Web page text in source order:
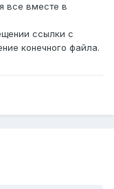
все вместе в
ссылки с
конечного файла.